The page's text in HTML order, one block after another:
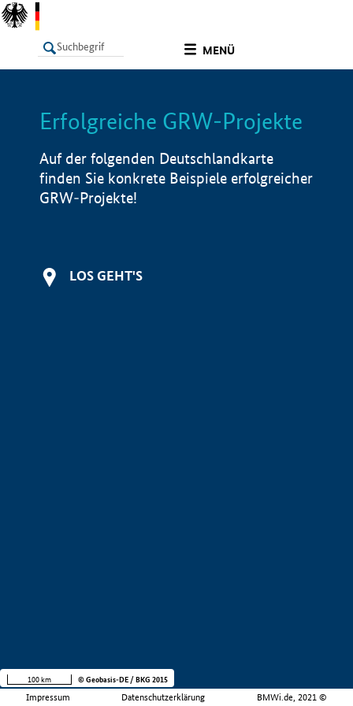
MENÜ
LISTE Info
Erfolgreiche GRW-Projekte
Auf der folgenden Deutschlandkarte
finden Sie konkrete Beispiele erfolgreicher
GRW-Projekte!
LOS GEHT'S
Impressum Datenschutzerklärung BMWi.de, 2021 ©
100 km © Geobasis-DE / BKG 2015